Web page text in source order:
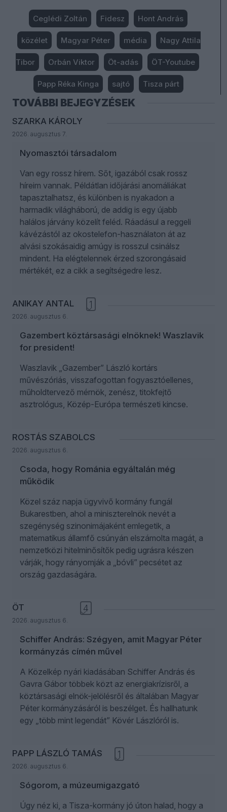
Ceglédi Zoltán Fidesz Hont András
közélet Magyar Péter média Nagy Attila
Tibor Orbán Viktor Öt-adás ÖT-Youtube
Papp Réka Kinga sajtó Tisza párt
TOVÁBBI BEJEGYZÉSEK
SZARKA KÁROLY
2026. augusztus 7.
Nyomasztói társadalom
Van egy rossz hírem. Sőt, igazából csak rossz
híreim vannak. Példátlan időjárási anomáliákat
tapasztalhatsz, és különben is nyakadon a
harmadik világháború, de addig is egy újabb
halálos járvány közelít feléd. Ráadásul a reggeli
kávézástól az okostelefon-használaton át az
alvási szokásaidig amúgy is rosszul csinálsz
mindent. Ha elégtelennek érzed szorongásaid
mértékét, ez a cikk a segítségedre lesz.
ANIKAY ANTAL
2026. augusztus 6.
1
Gazembert köztársasági elnöknek! Waszlavik
for president!
Waszlavik „Gazember” László kortárs
művészóriás, visszafogottan fogyasztóellenes,
műholdtervező mérnök, zenész, titokfejtő
asztrológus, Közép-Európa természeti kincse.
ROSTÁS SZABOLCS
2026. augusztus 6.
Csoda, hogy Románia egyáltalán még
működik
Közel száz napja ügyvivő kormány fungál
Bukarestben, ahol a miniszterelnök nevét a
szegénység szinonimájaként emlegetik, a
matematikus államfő csúnyán elszámolta magát, a
nemzetközi hitelminősítők pedig ugrásra készen
várják, hogy rányomják a „bóvli” pecsétet az
ország gazdaságára.
ÖT
2026. augusztus 6.
4
Schiffer András: Szégyen, amit Magyar Péter
kormányzás címén művel
A Közelkép nyári kiadásában Schiffer András és
Gavra Gábor többek közt az energiakrízisről, a
köztársasági elnök-jelölésről és általában Magyar
Péter kormányzásáról is beszélget. És hallhatunk
egy „több mint legendát” Kövér Lászlóról is.
PAPP LÁSZLÓ TAMÁS
2026. augusztus 6.
1
Sógorom, a múzeumigazgató
Úgy néz ki, a Tisza-kormány jó úton halad, hogy a